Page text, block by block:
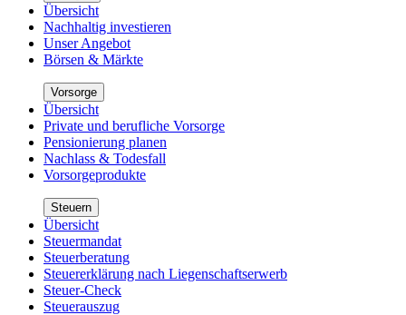
Übersicht
Nachhaltig investieren
Unser Angebot
Börsen & Märkte
Vorsorge
Übersicht
Private und berufliche Vorsorge
Pensionierung planen
Nachlass & Todesfall
Vorsorgeprodukte
Steuern
Übersicht
Steuermandat
Steuerberatung
Steuererklärung nach Liegenschaftserwerb
Steuer-Check
Steuerauszug